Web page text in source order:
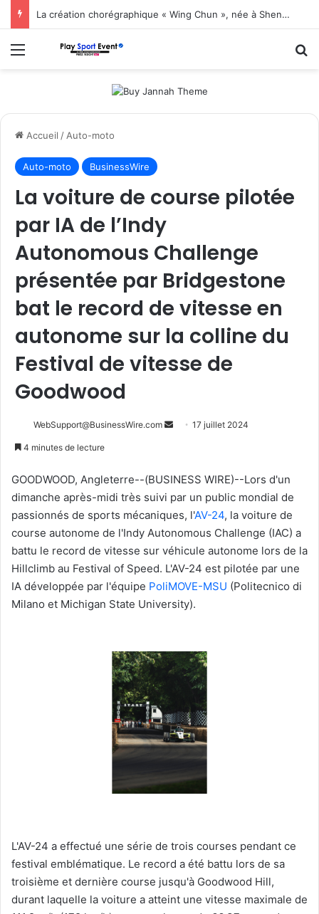
La création chorégraphique « Wing Chun », née à Shenzhen, fait ses débuts en Corée du Sud
Menu
Accueil /Auto-moto
Auto-moto BusinessWire
La voiture de course pilotée
par IA de l’Indy
Autonomous Challenge
présentée par Bridgestone
bat le record de vitesse en
autonome sur la colline du
Festival de vitesse de
Goodwood
WebSupport@BusinessWire.com
Envoyer17 juillet 2024
4 minutes de lecture
GOODWOOD, Angleterre--(BUSINESS WIRE)--Lors d'un
dimanche après-midi très suivi par un public mondial de
passionnés de sports mécaniques, l'AV-24, la voiture de
course autonome de l'Indy Autonomous Challenge (IAC) a
battu le record de vitesse sur véhicule autonome lors de la
Hillclimb au Festival of Speed. L'AV-24 est pilotée par une
IA développée par l'équipe PoliMOVE-MSU (Politecnico di
Milano et Michigan State University).
L'AV-24 a effectué une série de trois courses pendant ce
festival emblématique. Le record a été battu lors de sa
troisième et dernière course jusqu'à Goodwood Hill,
durant laquelle la voiture a atteint une vitesse maximale de